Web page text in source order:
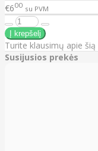
€600 su PVM
Turite klausimų apie šią
Susijusios prekės